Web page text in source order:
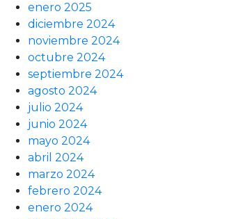
enero 2025
diciembre 2024
noviembre 2024
octubre 2024
septiembre 2024
agosto 2024
julio 2024
junio 2024
mayo 2024
abril 2024
marzo 2024
febrero 2024
enero 2024